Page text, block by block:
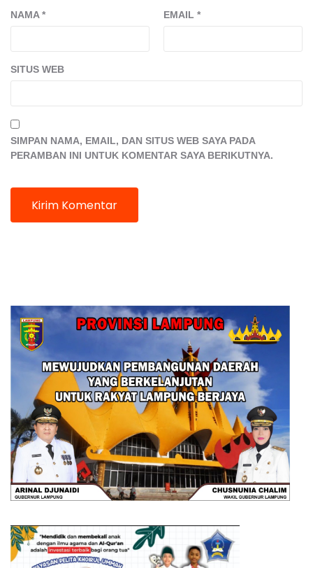
NAMA* EMAIL *
SITUS WEB
SIMPAN NAMA, EMAIL, DAN SITUS WEB SAYA PADA
PERAMBAN INI UNTUK KOMENTAR SAYA BERIKUTNYA.